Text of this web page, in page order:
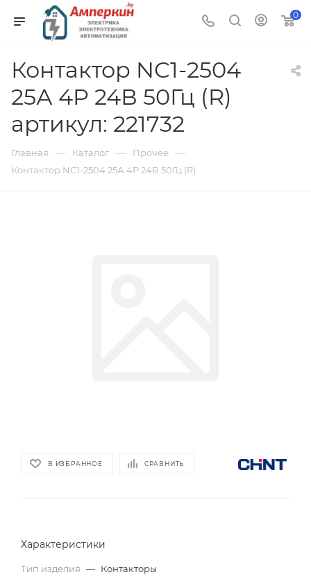
0
Контактор NC1-2504
25А 4P 24В 50Гц (R)
артикул: 221732
Главная — Каталог — Прочее —
Контактор NC1-2504 25А 4P 24В 50Гц (R)
В ИЗБРАННОЕ СРАВНИТЬ
Характеристики
Тип изделия — Контакторы